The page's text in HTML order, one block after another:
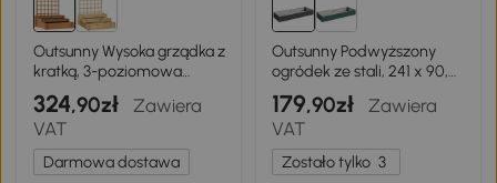
Outsunny Wysoka grządka z
kratką, 3-poziomowa
skrzynia na kwiaty z
włókniną, drewno jodłowe,
brązowa, 95 x 95 x 110 cm
324,90zł
Zawiera
VAT
Darmowa dostawa
Outsunny Podwyższony
ogródek ze stali, 241 x 90,5
x 30 cm, donica na rośliny,
skrzynka na kwiaty, łóżko
ogrodowe, ziołowy
ogródek, warzywnik na
balkon, taras, szary
179,90zł
Zawiera
VAT
Zostało tylko 3